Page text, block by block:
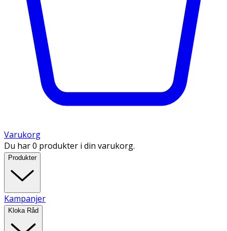
Varukorg
Du har 0 produkter i din varukorg.
Produkter
Kampanjer
Kloka Råd